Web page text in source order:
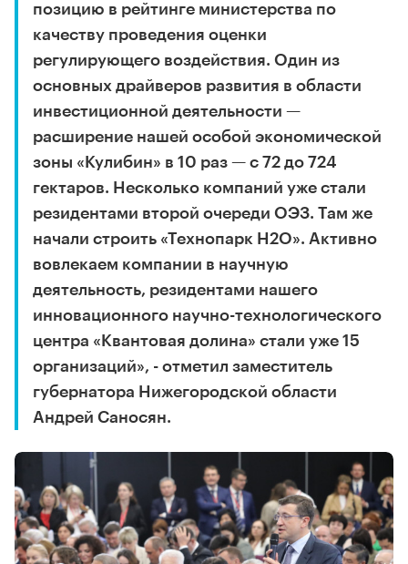
позицию в рейтинге министерства по
качеству проведения оценки
регулирующего воздействия. Один из
основных драйверов развития в области
инвестиционной деятельности —
расширение нашей особой экономической
зоны «Кулибин» в 10 раз — с 72 до 724
гектаров. Несколько компаний уже стали
резидентами второй очереди ОЭЗ. Там же
начали строить «Технопарк Н2О». Активно
вовлекаем компании в научную
деятельность, резидентами нашего
инновационного научно-технологического
центра «Квантовая долина» стали уже 15
организаций», - отметил заместитель
губернатора Нижегородской области
Андрей Саносян.